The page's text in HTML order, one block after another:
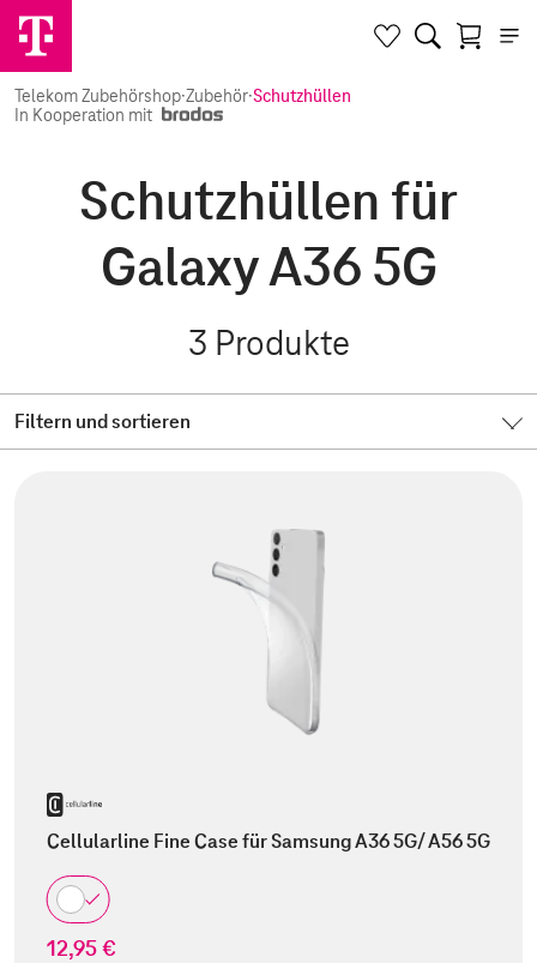
Telekom Zubehörshop·Zubehör·Schutzhüllen
In Kooperation mit
Schutzhüllen für
Galaxy A36 5G
3 Produkte
Filtern und sortieren
Cellularline Fine Case für Samsung A36 5G/ A56 5G
12,95 €